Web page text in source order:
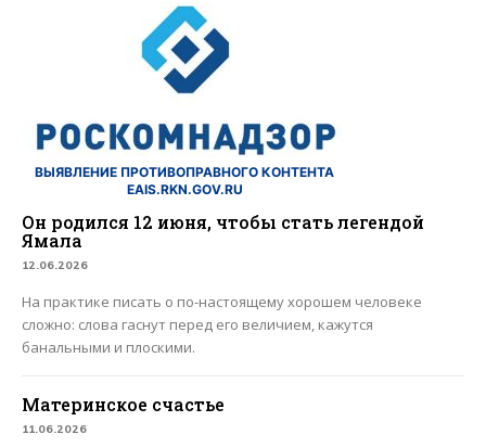
ВЫЯВЛЕНИЕ ПРОТИВОПРАВНОГО КОНТЕНТА
EAIS.RKN.GOV.RU
Он родился 12 июня, чтобы стать легендой
Ямала
12.06.2026
На практике писать о по-настоящему хорошем человеке
сложно: слова гаснут перед его величием, кажутся
банальными и плоскими.
Материнское счастье
11.06.2026